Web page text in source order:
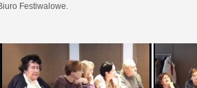
Festiwalowe.